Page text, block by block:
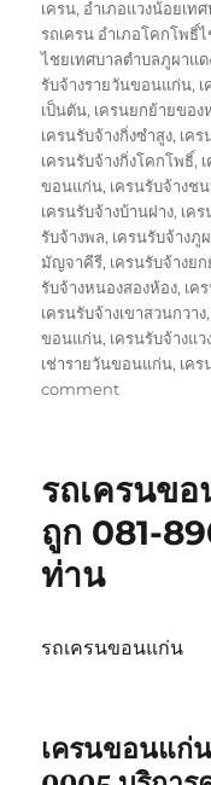
เครน, อำเภอแวงน้อยเท
รถเครน อำเภอโคกโพธิ์
ไชยเทศบาลตำบลภูผาแ
รับจ้างรายวันขอนแก่น,
เป็นตัน, เครนยกย้ายขอ
เครนรับจ้างกิ่งซำสูง, เคร
เครนรับจ้างกิ่งโคกโพธิ์,
ขอนแก่น, เครนรับจ้างช
เครนรับจ้างบ้านฝาง, เค
รับจ้างพล, เครนรับจ้างภู
มัญจาคีรี, เครนรับจ้างย
รับจ้างหนองสองห้อง, เค
เครนรับจ้างเขาสวนกวาง,
ขอนแก่น, เครนรับจ้างแว
เช่ารายวันขอนแก่น, เค
commenton
เช่า
รถ
ฉัน
รถเครนขอ
ถูก 081-
ท่าน
รถเครนขอนแก่น
เครนขอนแ